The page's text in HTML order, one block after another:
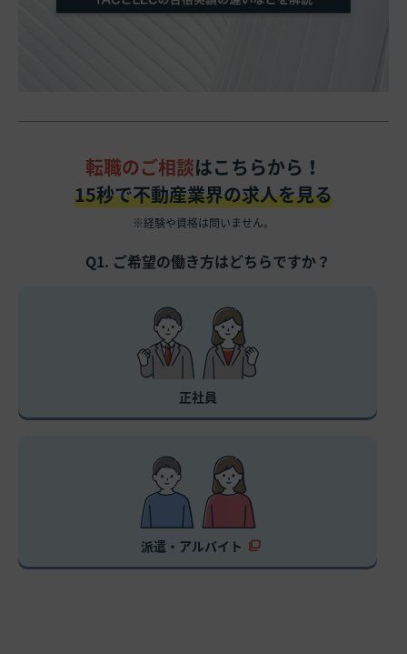
転職のご相談はこちらから！
15秒で不動産業界の求人を見る
※経験や資格は問いません。
Q1. ご希望の働き方はどちらですか？
正社員
派遣・アルバイト